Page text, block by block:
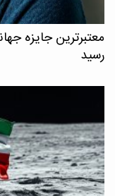
معتبرترین جایزه
رسید